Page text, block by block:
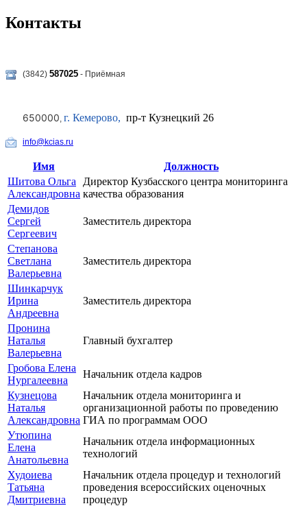
Контакты
(3842) 587025 - Приёмная
650000, г. Кемерово, пр-т Кузнецкий 26
info@kcias.ru
Имя
Должность
Шитова Ольга
Александровна
Директор Кузбасского центра мониторинга
качества образования
Демидов
Сергей
Сергеевич
Заместитель директора
Степанова
Светлана
Валерьевна
Заместитель директора
Шинкарчук
Ирина
Андреевна
Заместитель директора
Пронина
Наталья
Валерьевна
Главный бухгалтер
Гробова Елена
Нургалеевна
Начальник отдела кадров
Кузнецова
Наталья
Александровна
Начальник отдела мониторинга и
организационной работы по проведению
ГИА по программам ООО
Утюпина
Елена
Анатольевна
Начальник отдела информационных
технологий
Худоиева
Татьяна
Дмитриевна
Начальник отдела процедур и технологий
проведения всероссийских оценочных
процедур